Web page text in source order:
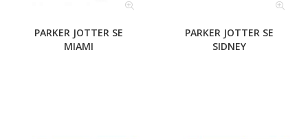
PARKER JOTTER SE
MIAMI
PARKER JOTTER SE
SIDNEY